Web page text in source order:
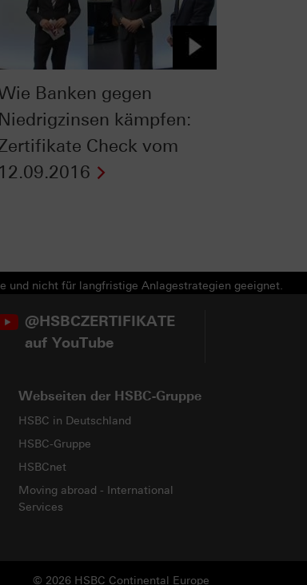
Banken gegen
Niedrigzinsen kämpfen:
Check vom
12.09.2016
und nicht für langfristige Anlagestrategien geeignet.
@HSBCZERTIFIKATE
auf YouTube
Webseiten der HSBC-Gruppe
HSBC in Deutschland
HSBC-Gruppe
HSBCnet
Moving abroad - International
Services
© 2026 HSBC Continental Europe